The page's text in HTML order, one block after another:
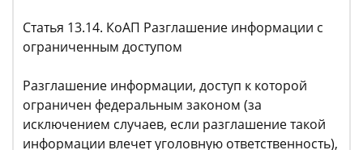
Статья 13.14. КоАП Разглашение информации с
ограниченным доступом
Разглашение информации, доступ к которой
ограничен федеральным законом (за
исключением случаев, если разглашение такой
информации влечет уголовную ответственность),